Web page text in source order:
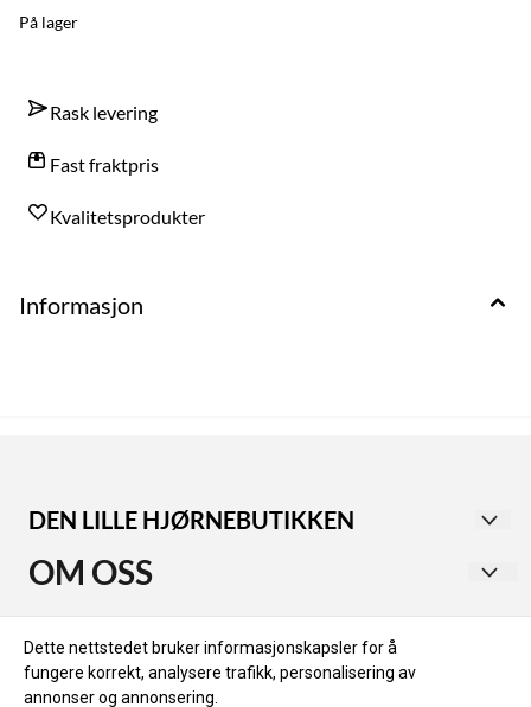
På lager
Rask levering
Fast fraktpris
Kvalitetsprodukter
Informasjon
DEN LILLE HJØRNEBUTIKKEN
med avdelinger for både dame- og herreklær.
merker. I herreavdelingen finner du stilige plagg fra
kjendisstylist Jan Thomas, inkludert Dolce & Gabbana,
Gucci og Balmain.
OM OSS
KVALA EIENDOM AS
Øvregata 170
5525 HAUGESUND
Vilkår og betingelser
Hjem
Dette nettstedet bruker informasjonskapsler for å
fungere korrekt, analysere trafikk, personalisering av
annonser og annonsering.